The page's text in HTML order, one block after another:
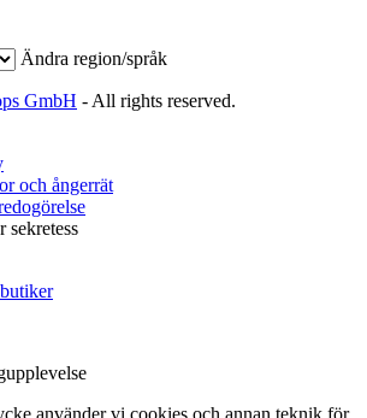
Ändra region/språk
GmbH - All rights reserved.
och ångerrät
sekretess
använder vi cookies och annan teknik för